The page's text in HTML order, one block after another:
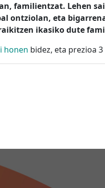
familientzat. Lehen
ontziolan, eta
ikasiko dute
honen bidez, eta prezioa